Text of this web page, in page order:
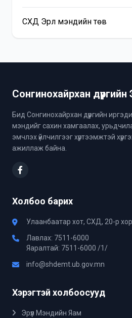
СХД Эрүүл мэндийн төв
Сонгинохайрхан дүүргийн
Бид Сонгинохайрхан дүүргийн
мэндийг сахин хамгаалах,
эмчлэх үйлчилгээг хүртээмжтэй
ажиллаж байна.
Холбоо барих
Улаанбаатар хот, СХД, 20-р
Лавлах: 7511-6000
Яаралтай: 7511-6000 /1/
info@shdemt.ub.gov.mn
Хэрэгтэй холбоосууд
Эрүүл Мэндийн Яам